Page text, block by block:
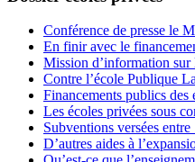
Conférence de presse le
En finir avec le
Mission d’information sur
Contre l’école Publique
Financements publics des
Les écoles privées sous
Subventions versées
D’autres aides à